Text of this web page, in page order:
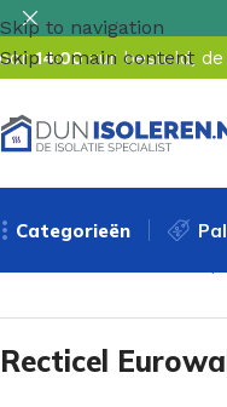
Skip to navigation
Skip to main content
14:00uur besteld, de
Categorieën
Recticel